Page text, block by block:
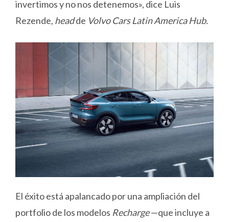
invertimos y no nos detenemos», dice Luis
Rezende, headde Volvo Cars Latin America Hub.
El éxito está apalancado por una ampliación del
portfolio de los modelos Recharge—que incluye a